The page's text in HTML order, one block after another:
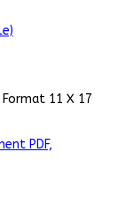
11 X 17